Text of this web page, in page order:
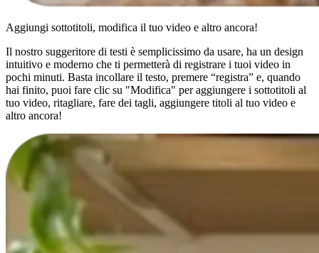
Aggiungi sottotitoli, modifica il tuo video e altro ancora!
Il nostro suggeritore di testi è semplicissimo da usare, ha un design
intuitivo e moderno che ti permetterà di registrare i tuoi video in
pochi minuti. Basta incollare il testo, premere “registra” e, quando
hai finito, puoi fare clic su "Modifica" per aggiungere i sottotitoli al
tuo video, ritagliare, fare dei tagli, aggiungere titoli al tuo video e
altro ancora!